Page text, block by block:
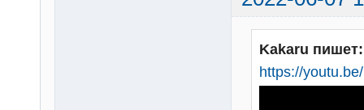
Kakaru пишет:
https://